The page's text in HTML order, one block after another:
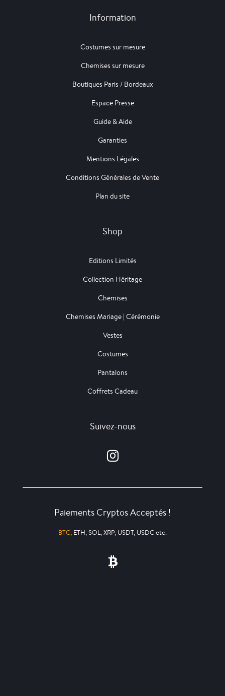
Information
Costumes sur mesure
Chemises sur mesure
Boutiques Paris / Bordeaux
Espace Presse
Guide & Aide
Garanties
Mentions Légales
Conditions Générales de Vente
Plan du site
Shop
Editions Limités
Collection Héritage
Chemises
Chemises Mariage | Cérémonie
Vestes
Costumes
Pantalons
Coffrets Cadeau
Suivez-nous
Paiements Cryptos Acceptés !
BTC, ETH, SOL, XRP, USDT, USDC etc.